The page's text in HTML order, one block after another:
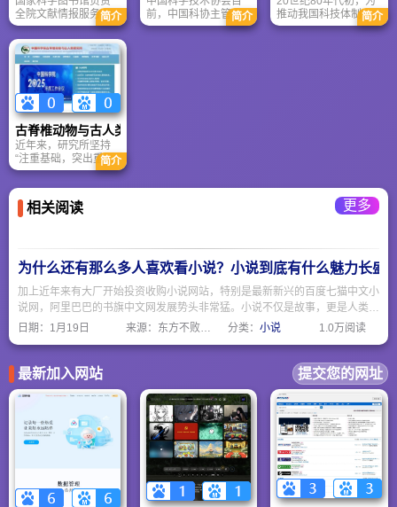
承办国务院交办的其
他事项。
广中心，成为国家科
技创新体系的重要支
全院文献情报服务的
组织、管理和协调，
负责公共信息平台建
设和服务，领导各分
馆开展高效的文献情
报服务。于2006年3
月由中国科学院所属
的文献情报中心、资
源环境科学信息中
心、成都文献情报中
心和武汉文献情报中
心四个机构整合而
成，实行理事会领导
下的馆长负责制。总
馆设在北京，下设兰
州、成都、武汉三个
现有员工470余人，馆
米，依托网络提供高
速、便捷的科技信息
服务。
简介
前，中国科协主管的
全国学会共198个，其
简介
推动我国科技体制改
革，变革科研经费拨
称“自然科学基金
简介
古脊椎动物与古人类研究
近年来，研究所坚持
“注重基础，突出重
点，面向国际，永争
一流”的理念，不断加
强原始创新，增强科
研整体竞争能力，取
科研成果，在国际学
术界以及社会中的影
响力日益增强。
简介
相关阅读 更多
为什么还有那么多人喜欢看小说？小说到底有什么魅力长盛
加上近年来有大厂开始投资收购小说网站，特别是最新新兴的百度七猫中文小
说网，阿里巴巴的书旗中文网发展势头非常猛。小说不仅是故事，更是人类情
感、思想和想象力的容器。只要人还有梦想、困惑、孤独或好奇，小说就永远
日期： 1月19日 来源：东方不败网址大全 分类：小说 1.0万阅读
最新加入网站 提交您的网址